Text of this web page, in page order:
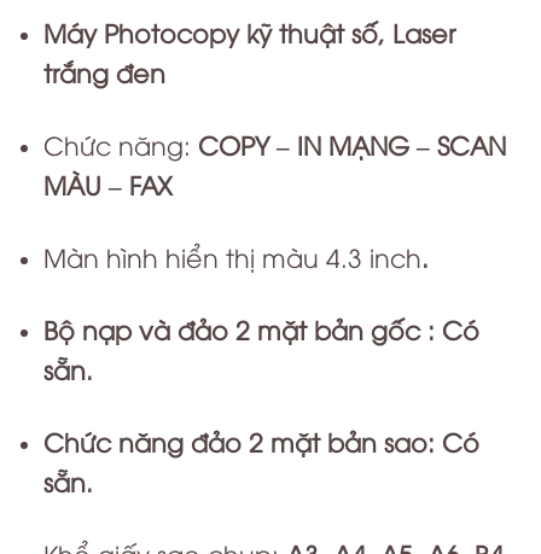
Máy Photocopy kỹ thuật số, Laser
trắng đen
Chức năng: COPY – IN MẠNG – SCAN
MÀU – FAX
Màn hình hiển thị màu 4.3 inch.
Bộ nạp và đảo 2 mặt bản gốc : Có
sẵn.
Chức năng đảo 2 mặt bản sao: Có
sẵn.